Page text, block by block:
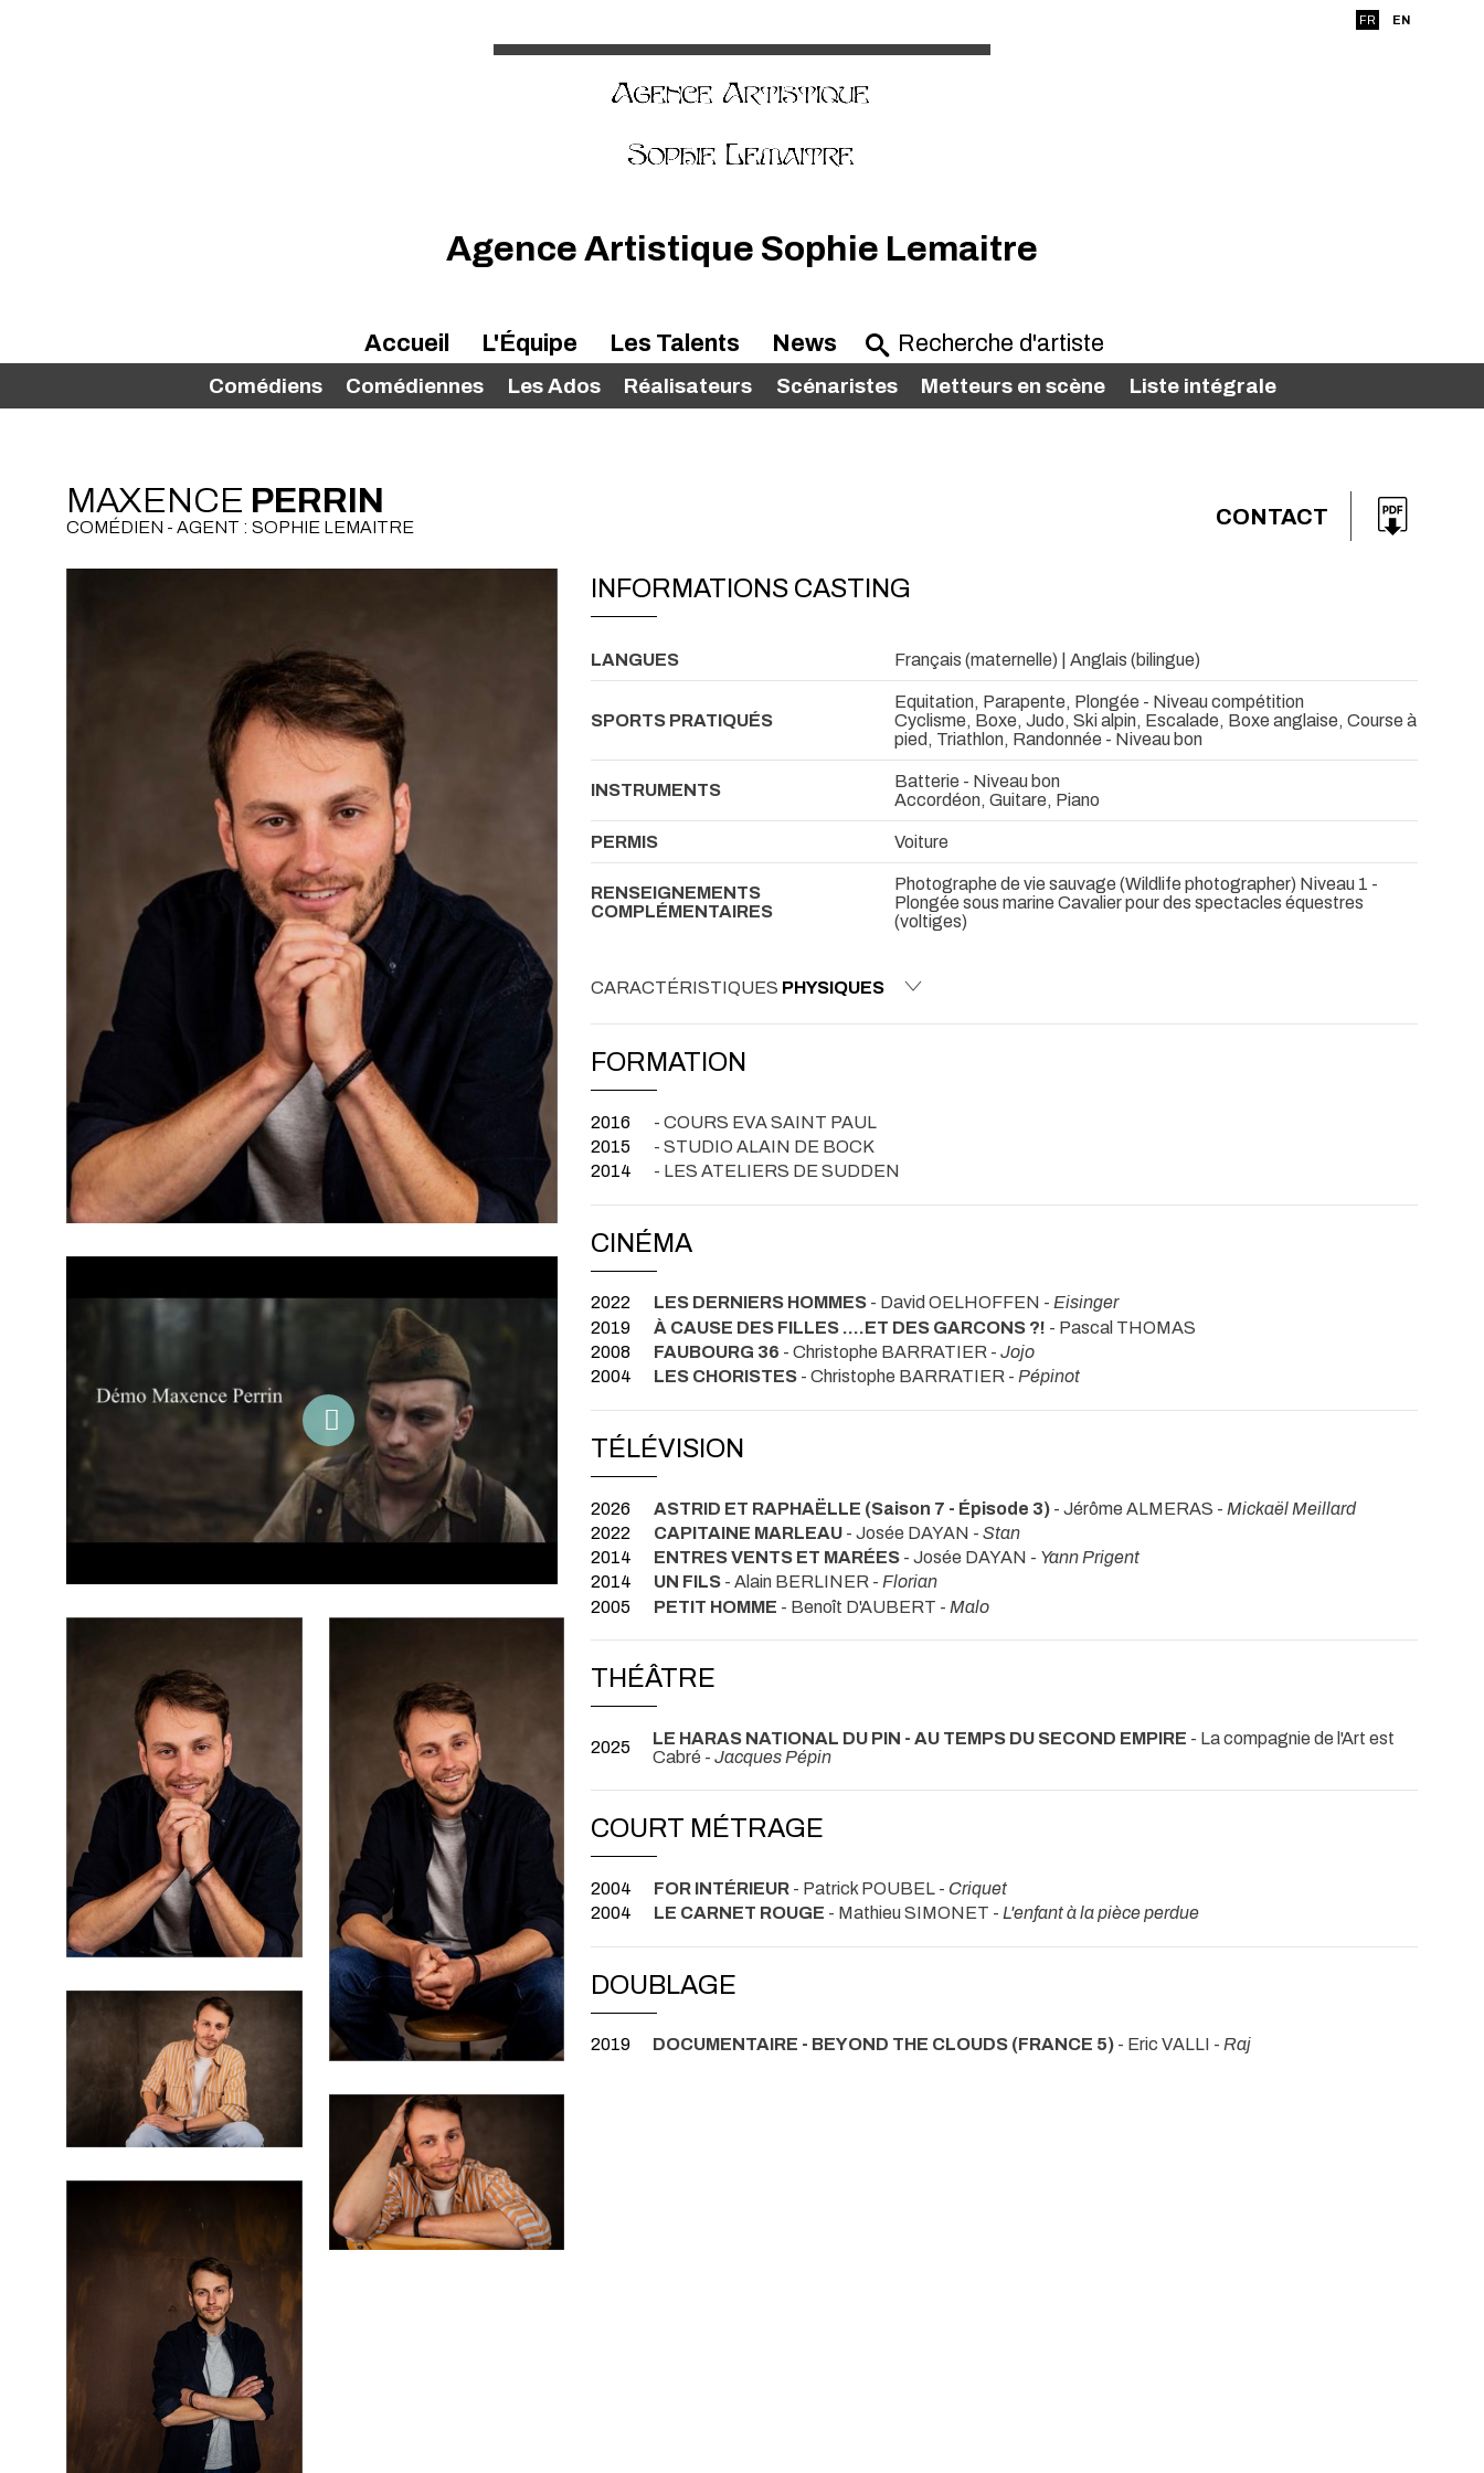
FR EN
Agence Artistique Sophie Lemaitre
Accueil L'Équipe Les Talents
Comédiens Comédiennes Les Ados Réalisateurs Scénaristes Metteurs en scène Liste intégrale
News
MAXENCE PERRIN
COMÉDIEN - AGENT : SOPHIE LEMAITRE CONTACT
INFORMATIONS CASTING
LANGUES Français (maternelle) | Anglais (bilingue)
SPORTS PRATIQUÉS
Equitation, Parapente, Plongée - Niveau compétition
Cyclisme, Boxe, Judo, Ski alpin, Escalade, Boxe anglaise, Course à
pied, Triathlon, Randonnée - Niveau bon
INSTRUMENTS
Batterie - Niveau bon
Accordéon, Guitare, Piano
PERMIS Voiture
RENSEIGNEMENTS
COMPLÉMENTAIRES
Photographe de vie sauvage (Wildlife photographer) Niveau 1 -
Plongée sous marine Cavalier pour des spectacles équestres
(voltiges)
CARACTÉRISTIQUES PHYSIQUES
FORMATION
2016
- COURS EVA SAINT PAUL
2015
- STUDIO ALAIN DE BOCK
2014
- LES ATELIERS DE SUDDEN
CINÉMA
2022 LES DERNIERS HOMMES - David OELHOFFEN - Eisinger
2019
À CAUSE DES FILLES ....ET DES GARCONS ?! - Pascal THOMAS
2008
FAUBOURG 36 - Christophe BARRATIER - Jojo
2004
LES CHORISTES - Christophe BARRATIER - Pépinot
TÉLÉVISION
2026 ASTRID ET RAPHAËLLE (Saison 7 - Épisode 3) - Jérôme ALMERAS - Mickaël Meillard
2022
CAPITAINE MARLEAU - Josée DAYAN - Stan
2014
ENTRES VENTS ET MARÉES - Josée DAYAN - Yann Prigent
2014
UN FILS - Alain BERLINER - Florian
2005
PETIT HOMME - Benoît D'AUBERT - Malo
THÉÂTRE
2025 LE HARAS NATIONAL DU PIN - AU TEMPS DU SECOND EMPIRE - La compagnie de l'Art est
Cabré - Jacques Pépin
COURT MÉTRAGE
2004 FOR INTÉRIEUR - Patrick POUBEL - Criquet
2004
LE CARNET ROUGE - Mathieu SIMONET - L'enfant à la pièce perdue
DOUBLAGE
2019 DOCUMENTAIRE - BEYOND THE CLOUDS (FRANCE 5) - Eric VALLI - Raj